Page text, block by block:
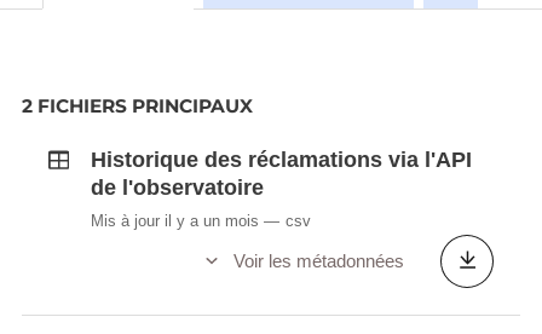
2 FICHIERS PRINCIPAUX
Historique des réclamations via l'API
de l'observatoire
Mis à jour il y a un mois csv
Voir les métadonnées